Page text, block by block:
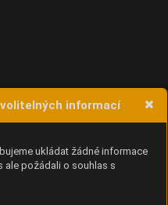
informací
ukládat žádné informace
ale požádali o souhlas s